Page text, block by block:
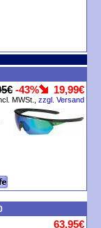
-43% 19,99€
MWSt., zzgl. Versand
63,95€